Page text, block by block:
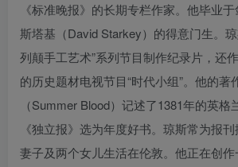
《标准晚报》的长期专栏作家。他毕业
斯塔基（David Starkey）的得意门生。
列颠手工艺术”系列节目制作纪录片，还
的历史题材电视节目“时代小组”。他的著
（Summer Blood）记述了1381年的英格
《独立报》选为年度好书。琼斯常为报
妻子及两个女儿生活在伦敦。他正在创